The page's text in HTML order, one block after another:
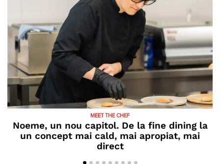
MEET THE CHEF
Noeme, un nou capitol. De la fine dining la
un concept mai cald, mai apropiat, mai
direct